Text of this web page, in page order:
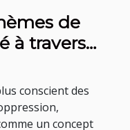
de
à travers
conscient des
un concept